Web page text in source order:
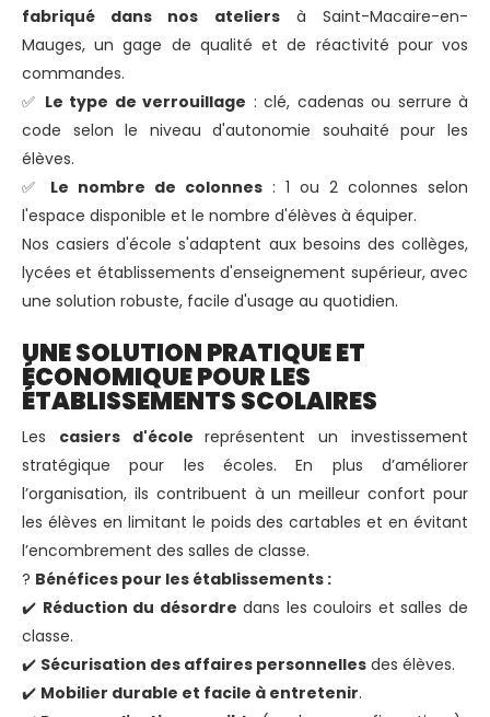
fabriqué dans nos ateliersà Saint-Macaire-en-
Mauges, un gage de qualité et de réactivité pour vos
commandes.
✅ Le type de verrouillage : clé, cadenas ou serrure à
code selon le niveau d'autonomie souhaité pour les
élèves.
✅ Le nombre de colonnes : 1 ou 2 colonnes selon
l'espace disponible et le nombre d'élèves à équiper.
Nos casiers d'école s'adaptent aux besoins des collèges,
lycées et établissements d'enseignement supérieur, avec
une solution robuste, facile d'usage au quotidien.
UNE SOLUTION PRATIQUE ET
ÉCONOMIQUE POUR LES
ÉTABLISSEMENTS SCOLAIRES
Les casiers d'écolereprésentent un investissement
stratégique pour les écoles. En plus d’améliorer
l’organisation, ils contribuent à un meilleur confort pour
les élèves en limitant le poids des cartables et en évitant
l’encombrement des salles de classe.
? Bénéfices pour les établissements :
✔️ Réduction du désordre dans les couloirs et salles de
classe.
✔️ Sécurisation des affaires personnelles des élèves.
✔️ Mobilier durable et facile à entretenir.